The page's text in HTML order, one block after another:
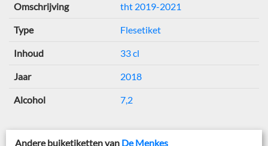
Omschrijving tht 2019-2021
Type Flesetiket
Inhoud 33 cl
Jaar 2018
Alcohol 7,2
Andere buiketiketten van De Menkes